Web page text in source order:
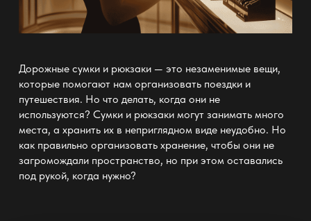
Дорожные сумки и рюкзаки — это незаменимые вещи,
которые помогают нам организовать поездки и
путешествия. Но что делать, когда они не
используются? Сумки и рюкзаки могут занимать много
места, а хранить их в неприглядном виде неудобно. Но
как правильно организовать хранение, чтобы они не
загромождали пространство, но при этом оставались
под рукой, когда нужно?